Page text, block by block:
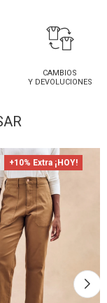
CAMBIOS
Y DEVOLUCIONES
+10% Extra ¡HOY!